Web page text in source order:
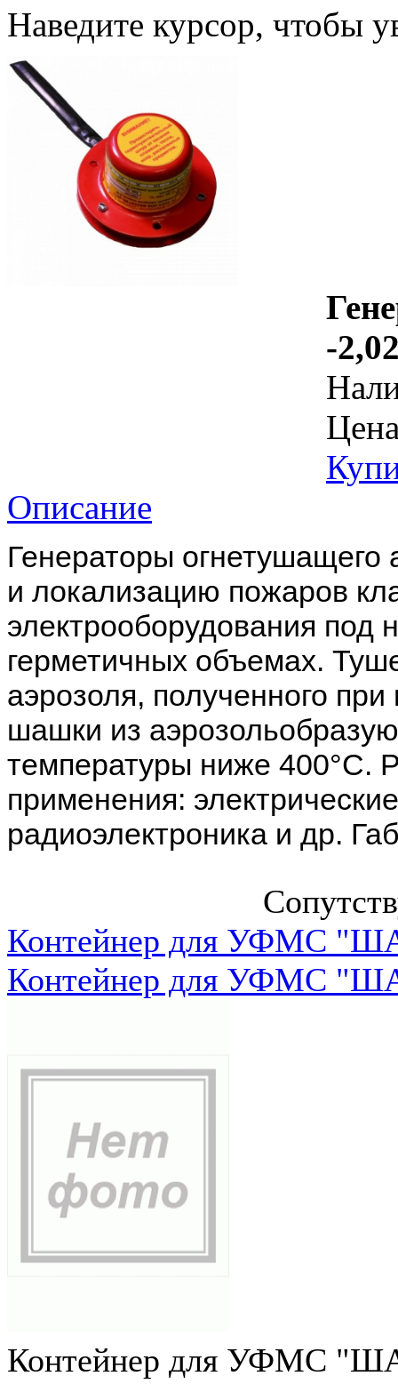
Наведите курсор, чтобы
-
Описание
Генераторы огнетушащего
и локализацию пожаров
электрооборудования под
герметичных объемах.
аэрозоля, полученного
шашки из
температуры ниже 400°С.
применения:
радиоэлектроника и др.
Контейнер для УФМС
Контейнер для УФМС
Контейнер для УФМС